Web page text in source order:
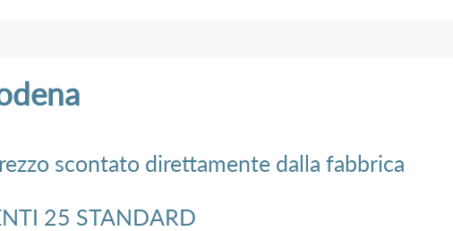
scontato direttamente dalla fabbrica
25 STANDARD